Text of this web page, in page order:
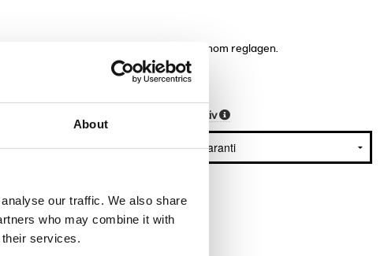
About
our traffic. We also share
who may combine it with
their services.
för finansieringen kan du göra detta genom reglagen.
0.00 SEK Garantialternativ